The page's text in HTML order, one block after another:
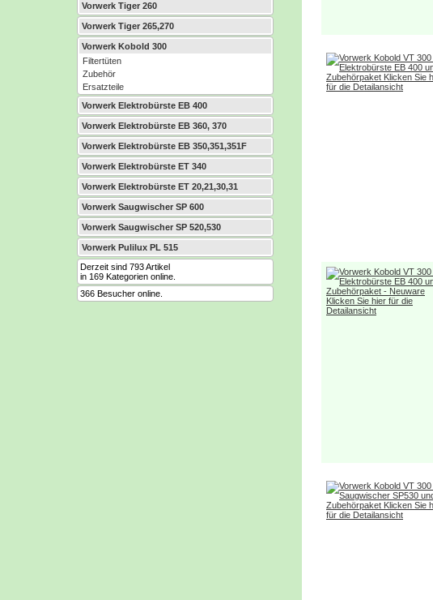
Vorwerk Tiger 260
Vorwerk Tiger 265,270
Vorwerk Kobold 300
Filtertüten
Zubehör
Ersatzteile
Vorwerk Elektrobürste EB 400
Vorwerk Elektrobürste EB 360, 370
Vorwerk Elektrobürste EB 350,351,351F
Vorwerk Elektrobürste ET 340
Vorwerk Elektrobürste ET 20,21,30,31
Vorwerk Saugwischer SP 600
Vorwerk Saugwischer SP 520,530
Vorwerk Pulilux PL 515
Derzeit sind 793 Artikel
in 169 Kategorien online.
366 Besucher online.